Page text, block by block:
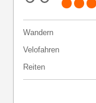
Wandern
Velofahren
Reiten